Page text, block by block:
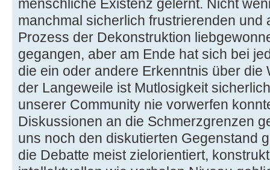
menschliche Existenz gelernt. Nicht
manchmal sicherlich frustrierenden und
Prozess der Dekonstruktion
gegangen, aber am Ende hat sich bei
die ein oder andere Erkenntnis über die
der Langeweile ist Mutlosigkeit
unserer Community nie vorwerfen
Diskussionen an die Schmerzgrenzen
uns noch den diskutierten Gegenstand
die Debatte meist zielorientiert,